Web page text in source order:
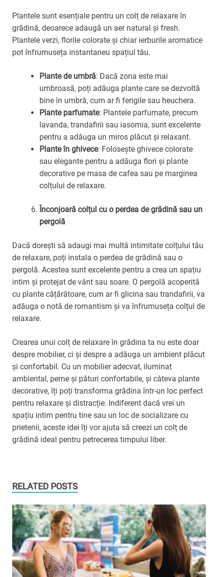
Plantele sunt esențiale pentru un colț de relaxare în
grădină, deoarece adaugă un aer natural și fresh.
Plantele verzi, florile colorate și chiar ierburile aromatice
pot înfrumuseța instantaneu spațiul tău.
Plante de umbră: Dacă zona este mai
umbroasă, poți adăuga plante care se dezvoltă
bine în umbră, cum ar fi ferigile sau heuchera.
Plante parfumate: Plantele parfumate, precum
lavanda, trandafirii sau iasomia, sunt excelente
pentru a adăuga un miros plăcut și relaxant.
Plante în ghivece: Folosește ghivece colorate
sau elegante pentru a adăuga flori și plante
decorative pe masa de cafea sau pe marginea
colțului de relaxare.
Înconjoară colțul cu o perdea de grădină sau un
pergolă
Dacă dorești să adaugi mai multă intimitate colțului tău
de relaxare, poți instala o perdea de grădină sau o
pergolă. Acestea sunt excelente pentru a crea un spațiu
intim și protejat de vânt sau soare. O pergolă acoperită
cu plante cățărătoare, cum ar fi glicina sau trandafirii, va
adăuga o notă de romantism și va înfrumuseța colțul de
relaxare.
Crearea unui colț de relaxare în grădina ta nu este doar
despre mobilier, ci și despre a adăuga un ambient plăcut
și confortabil. Cu un mobilier adecvat, iluminat
ambiental, perne și pături confortabile, și câteva plante
decorative, îți poți transforma grădina într-un loc perfect
pentru relaxare și distracție. Indiferent dacă vrei un
spațiu intim pentru tine sau un loc de socializare cu
prietenii, aceste idei îți vor ajuta să creezi un colț de
grădină ideal pentru petrecerea timpului liber.
RELATED POSTS